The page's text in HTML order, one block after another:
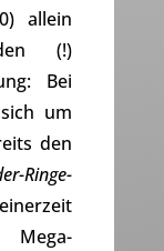
allein
(!)
Bei
um
den
Ringe-